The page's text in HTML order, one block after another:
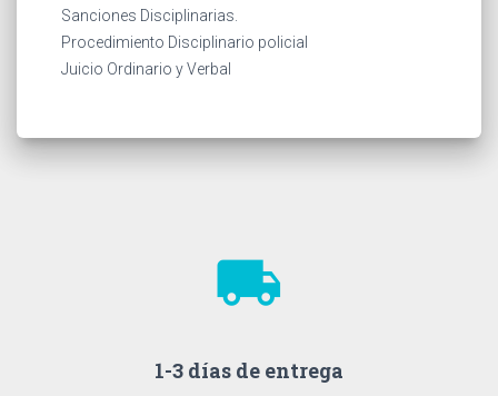
Sanciones Disciplinarias.
Procedimiento Disciplinario policial
Juicio Ordinario y Verbal
local_shipping
1-3 días de entrega